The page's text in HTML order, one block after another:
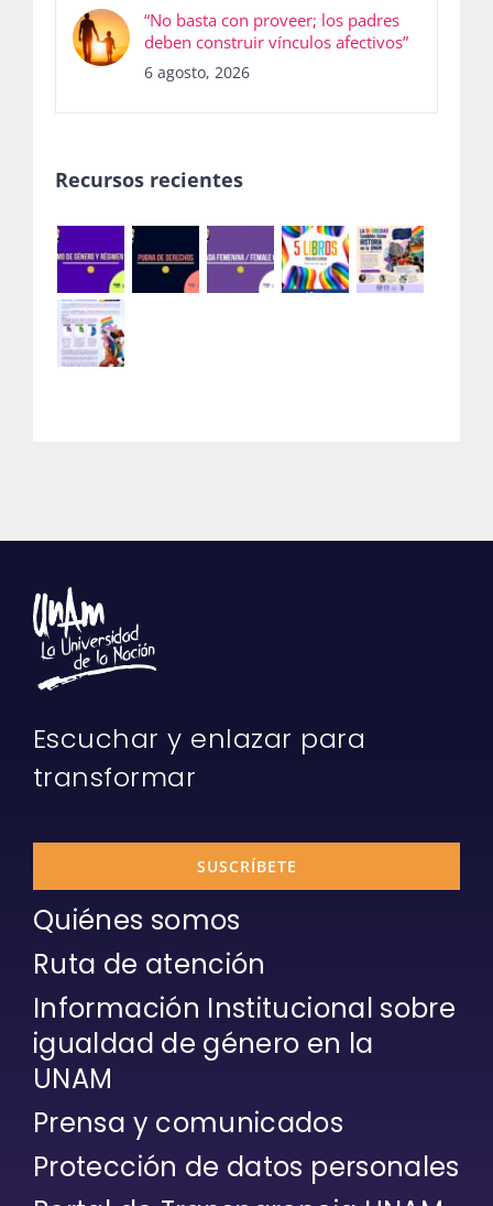
“No basta con proveer; los padres
deben construir vínculos afectivos”
6 agosto, 2026
Recursos recientes
Escuchar y enlazar para
transformar
SUSCRÍBETE
Quiénes somos
Ruta de atención
Información Institucional sobre
igualdad de género en la
UNAM
Prensa y comunicados
Protección de datos personales